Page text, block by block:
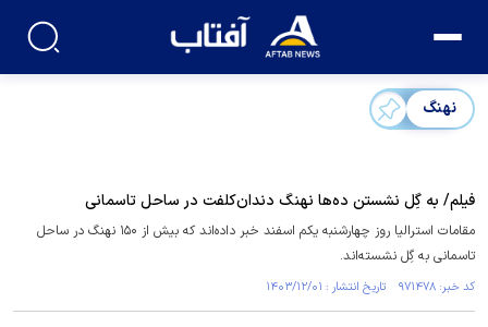
نهنگ
فیلم/ به گِل نشستن ده‌ها نهنگ دندان‌کلفت در ساحل تاسمانی
مقامات استرالیا روز چهارشنبه یکم اسفند خبر داده‌اند که بیش از ۱۵۰ نهنگ در ساحل
تاسمانی به گِل نشسته‌اند.
کد خبر: ۹۷۱۴۷۸ تاریخ انتشار : ۱۴۰۳/۱۲/۰۱